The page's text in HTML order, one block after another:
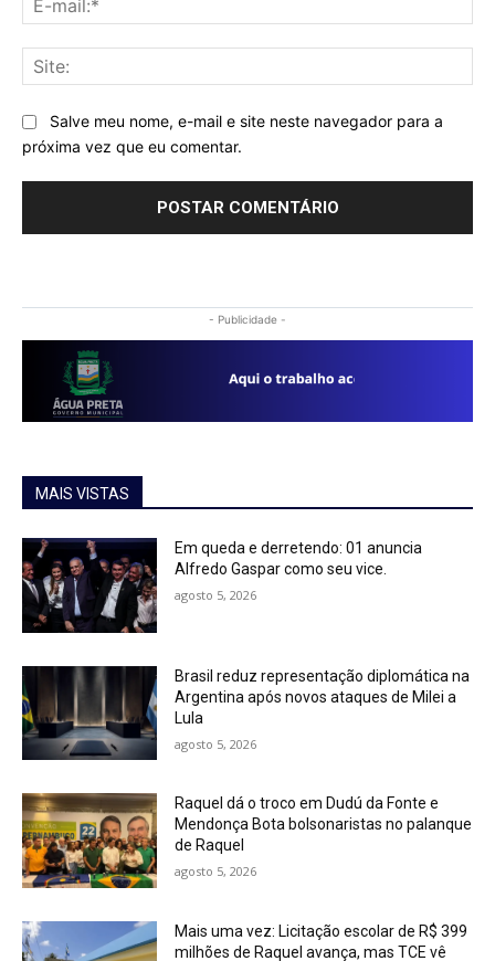
Salve meu nome, e-mail e site neste navegador para a
próxima vez que eu comentar.
- Publicidade -
MAIS VISTAS
Em queda e derretendo: 01 anuncia
Alfredo Gaspar como seu vice.
agosto 5, 2026
Brasil reduz representação diplomática na
Argentina após novos ataques de Milei a
Lula
agosto 5, 2026
Raquel dá o troco em Dudú da Fonte e
Mendonça Bota bolsonaristas no palanque
de Raquel
agosto 5, 2026
Mais uma vez: Licitação escolar de R$ 399
milhões de Raquel avança, mas TCE vê